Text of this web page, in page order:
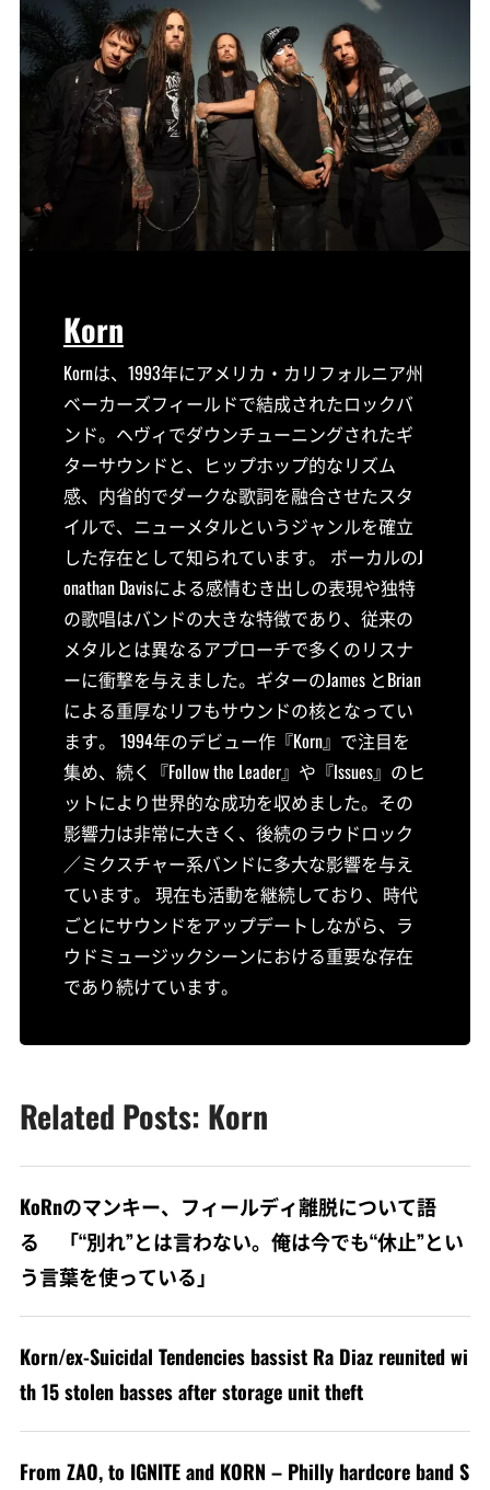
Korn
Kornは、1993年にアメリカ・カリフォルニア州
ベーカーズフィールドで結成されたロックバ
ンド。ヘヴィでダウンチューニングされたギ
ターサウンドと、ヒップホップ的なリズム
感、内省的でダークな歌詞を融合させたスタ
イルで、ニューメタルというジャンルを確立
した存在として知られています。 ボーカルのJ
onathan Davisによる感情むき出しの表現や独特
の歌唱はバンドの大きな特徴であり、従来の
メタルとは異なるアプローチで多くのリスナ
ーに衝撃を与えました。ギターのJames とBrian
による重厚なリフもサウンドの核となってい
ます。 1994年のデビュー作『Korn』で注目を
集め、続く『Follow the Leader』や『Issues』のヒ
ットにより世界的な成功を収めました。その
影響力は非常に大きく、後続のラウドロック
／ミクスチャー系バンドに多大な影響を与え
ています。 現在も活動を継続しており、時代
ごとにサウンドをアップデートしながら、ラ
ウドミュージックシーンにおける重要な存在
であり続けています。
Related Posts: Korn
KoRnのマンキー、フィールディ離脱について語
る 「“別れ”とは言わない。俺は今でも“休止”とい
う言葉を使っている」
Korn/ex-Suicidal Tendencies bassist Ra Diaz reunited wi
th 15 stolen basses after storage unit theft
From ZAO, to IGNITE and KORN – Philly hardcore band S